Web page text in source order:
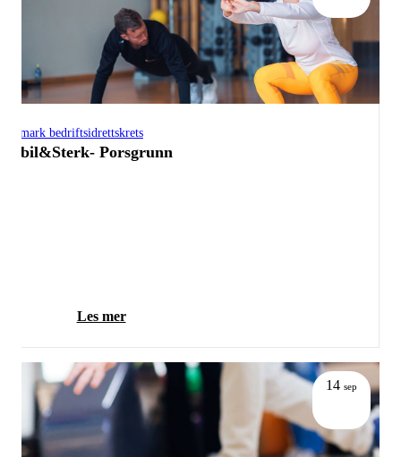
bedriftsidrettskrets
Porsgrunn
Les mer
14 sep